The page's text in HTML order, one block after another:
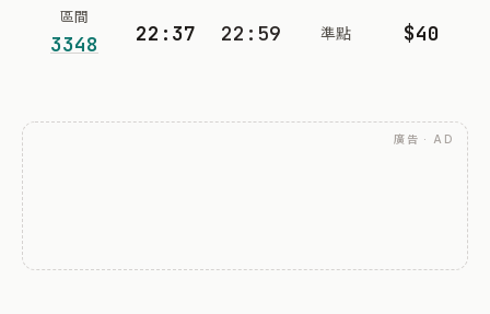
區間
3348 22:37 22:59 準點 $40
廣告 · AD